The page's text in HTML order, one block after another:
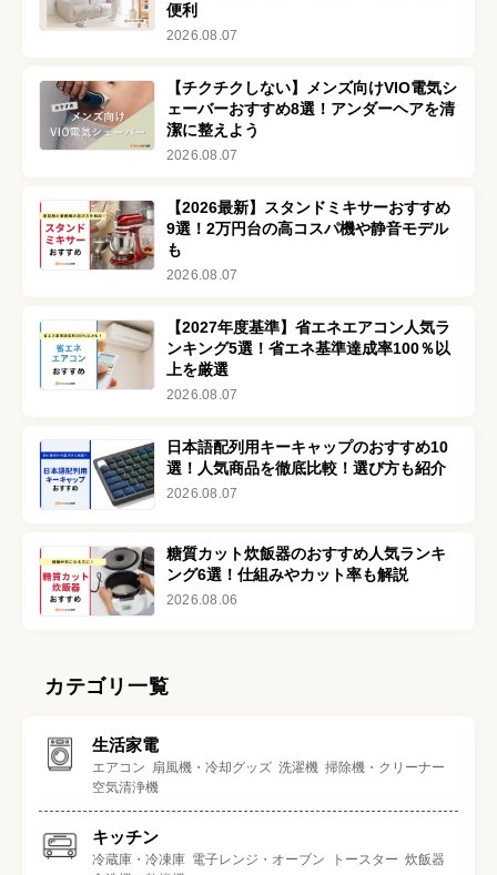
便利
2026.08.07
【チクチクしない】メンズ向けVIO電気シ
ェーバーおすすめ8選！アンダーヘアを清
潔に整えよう
2026.08.07
【2026最新】スタンドミキサーおすすめ
9選！2万円台の高コスパ機や静音モデル
も
2026.08.07
【2027年度基準】省エネエアコン人気ラ
ンキング5選！省エネ基準達成率100％以
上を厳選
2026.08.07
日本語配列用キーキャップのおすすめ10
選！人気商品を徹底比較！選び方も紹介
2026.08.07
糖質カット炊飯器のおすすめ人気ランキ
ング6選！仕組みやカット率も解説
2026.08.06
カテゴリ一覧
生活家電
エアコン 扇風機・冷却グッズ 洗濯機 掃除機・クリーナー
空気清浄機
キッチン
冷蔵庫・冷凍庫 電子レンジ・オーブン トースター 炊飯器